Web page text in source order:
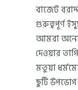
বাজেট
গুরুত্বপূর্ণ
আমরা
দেওয়ার
মতুয়া
ছুটি